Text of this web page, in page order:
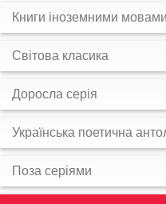
Книги іноземними мовами
Світова класика
Доросла серія
Українська поетична
Поза серіями